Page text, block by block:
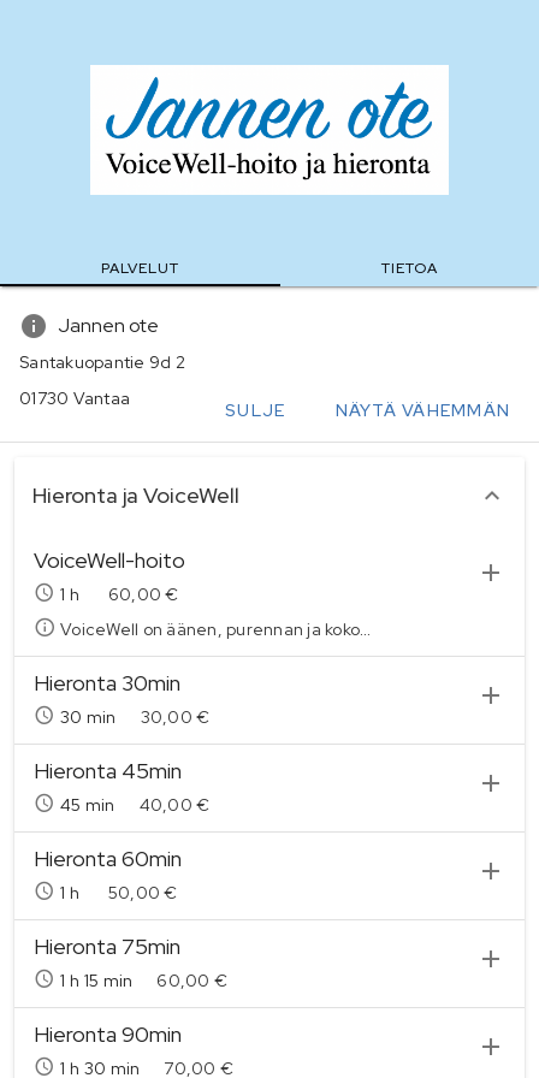
PALVELUT TIETOA
Jannen ote
Santakuopantie 9d 2
01730 Vantaa
SULJE NÄYTÄ VÄHEMMÄN
Hieronta ja VoiceWell
VoiceWell-hoito
1 h
60,00 €
VoiceWell on äänen, purennan ja koko kehon hoitoa.
Hieronta 30min
30 min 30,00 €
Hieronta 45min
45 min 40,00 €
Hieronta 60min
1 h 50,00 €
Hieronta 75min
1 h 15 min 60,00 €
Hieronta 90min
1 h 30 min 70,00 €